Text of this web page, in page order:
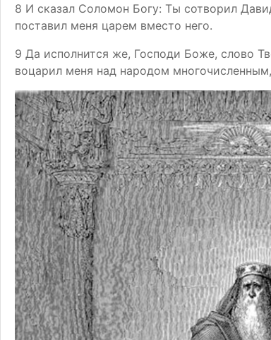
8 И сказал Соломон Богу: Ты сотворил
поставил меня царем вместо него.
9 Да исполнится же, Господи Боже, слово
воцарил меня над народом